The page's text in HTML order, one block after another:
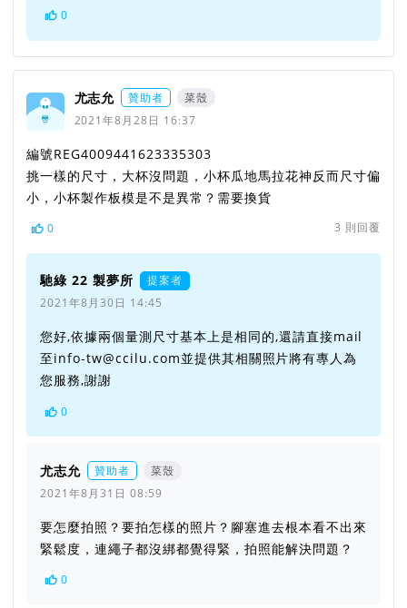
0
尤志允 贊助者
菜殼
2021年8月28日 16:37
編號REG4009441623335303
挑一樣的尺寸，大杯沒問題，小杯瓜地馬拉花神反而尺寸偏
小，小杯製作板模是不是異常？需要換貨
0 3 則回覆
馳綠 22 製夢所
提案者
2021年8月30日 14:45
您好,依據兩個量測尺寸基本上是相同的,還請直接mail
至info-tw@ccilu.com並提供其相關照片將有專人為
您服務,謝謝
0
尤志允 贊助者
菜殼
2021年8月31日 08:59
要怎麼拍照？要拍怎樣的照片？腳塞進去根本看不出來
緊鬆度，連繩子都沒綁都覺得緊，拍照能解決問題？
0